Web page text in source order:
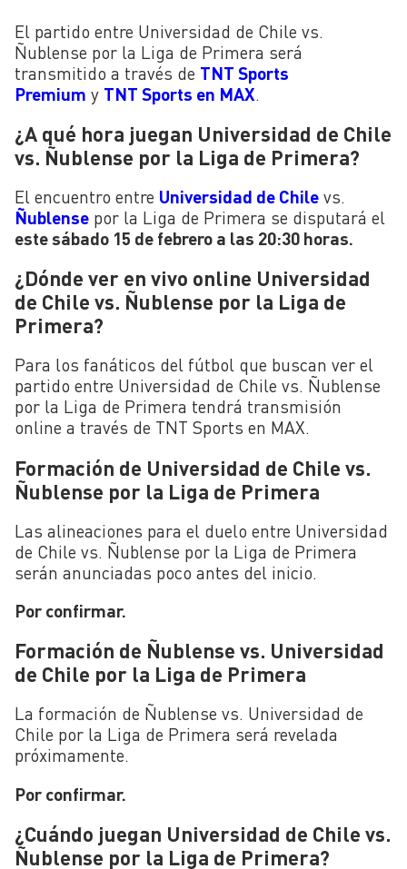
El partido entre Universidad de Chile vs.
Ñublense por la Liga de Primera será
transmitido a través de TNT Sports
Premium y TNT Sports en MAX.
¿A qué hora juegan Universidad de Chile
vs. Ñublense por la Liga de Primera?
El encuentro entre Universidad de Chile vs.
Ñublense por la Liga de Primera se disputará el
este sábado 15 de febrero a las 20:30 horas.
¿Dónde ver en vivo online Universidad
de Chile vs. Ñublense por la Liga de
Primera?
Para los fanáticos del fútbol que buscan ver el
partido entre Universidad de Chile vs. Ñublense
por la Liga de Primera tendrá transmisión
online a través de TNT Sports en MAX.
Formación de Universidad de Chile vs.
Ñublense por la Liga de Primera
Las alineaciones para el duelo entre Universidad
de Chile vs. Ñublense por la Liga de Primera
serán anunciadas poco antes del inicio.
Por confirmar.
Formación de Ñublense vs. Universidad
de Chile por la Liga de Primera
La formación de Ñublense vs. Universidad de
Chile por la Liga de Primera será revelada
próximamente.
Por confirmar.
¿Cuándo juegan Universidad de Chile vs.
Ñublense por la Liga de Primera?